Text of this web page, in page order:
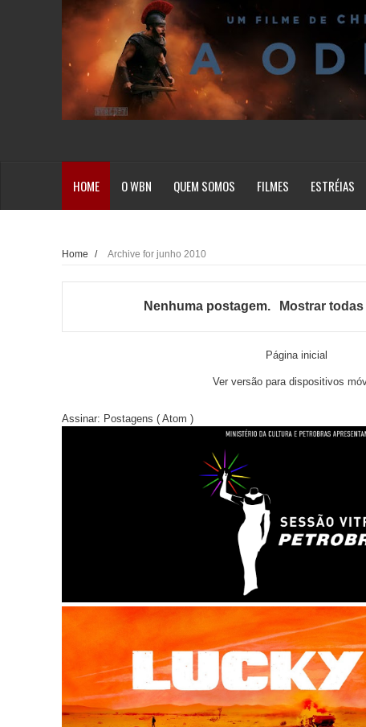
HOME O WBN QUEM SOMOS FILMES ESTRÉIAS
Home / Archive for junho 2010
Nenhuma postagem. Mostrar
Página inicial
Ver versão para dispositivos
Assinar: Postagens ( Atom )